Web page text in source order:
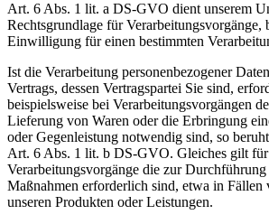
Art. 6 Abs. 1 lit. a DS-GVO dient unserem
Rechtsgrundlage für Verarbeitungsvorgänge,
Einwilligung für einen bestimmten
Ist die Verarbeitung personenbezogener
Vertrags, dessen Vertragspartei Sie sind,
beispielsweise bei Verarbeitungsvorgängen
Lieferung von Waren oder die Erbringung
oder Gegenleistung notwendig sind, so
Art. 6 Abs. 1 lit. b DS-GVO. Gleiches gilt für
Verarbeitungsvorgänge die zur
Maßnahmen erforderlich sind, etwa in Fällen
unseren Produkten oder Leistungen.